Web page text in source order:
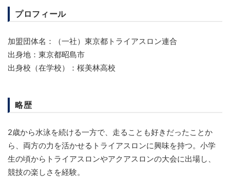
プロフィール
加盟団体名：（一社）東京都トライアスロン連合
出身地：東京都昭島市
出身校（在学校）：桜美林高校
略歴
2歳から水泳を続ける一方で、走ることも好きだったことか
ら、両方の力を活かせるトライアスロンに興味を持つ。小学
生の頃からトライアスロンやアクアスロンの大会に出場し、
競技の楽しさを経験。